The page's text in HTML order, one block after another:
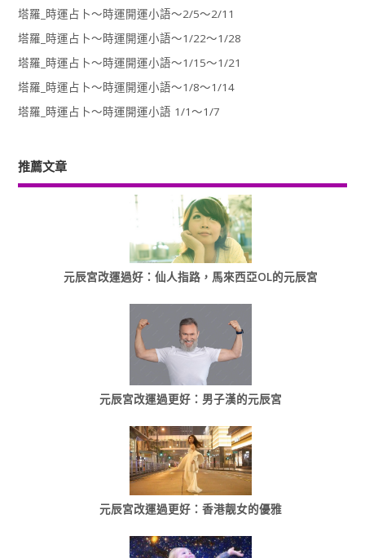
塔羅_時運占卜～時運開運小語～2/5～2/11
塔羅_時運占卜～時運開運小語～1/22～1/28
塔羅_時運占卜～時運開運小語～1/15～1/21
塔羅_時運占卜～時運開運小語～1/8～1/14
塔羅_時運占卜～時運開運小語 1/1～1/7
推薦文章
元辰宮改運過好：仙人指路，馬來西亞OL的元辰宮
元辰宮改運過更好：男子漢的元辰宮
元辰宮改運過更好：香港靓女的優雅